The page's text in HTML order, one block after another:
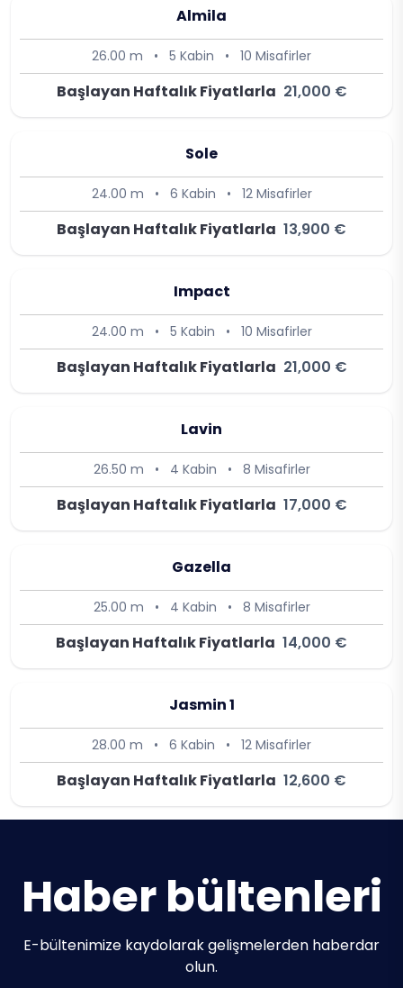
Almila
26.00 m • 5 Kabin • 10 Misafirler
Başlayan Haftalık Fiyatlarla 21,000 €
Sole
24.00 m • 6 Kabin • 12 Misafirler
Başlayan Haftalık Fiyatlarla 13,900 €
Impact
24.00 m • 5 Kabin • 10 Misafirler
Başlayan Haftalık Fiyatlarla 21,000 €
Lavin
26.50 m • 4 Kabin • 8 Misafirler
Başlayan Haftalık Fiyatlarla 17,000 €
Gazella
25.00 m • 4 Kabin • 8 Misafirler
Başlayan Haftalık Fiyatlarla 14,000 €
Jasmin 1
28.00 m • 6 Kabin • 12 Misafirler
Başlayan Haftalık Fiyatlarla 12,600 €
Haber bültenleri
E-bültenimize kaydolarak gelişmelerden haberdar
olun.